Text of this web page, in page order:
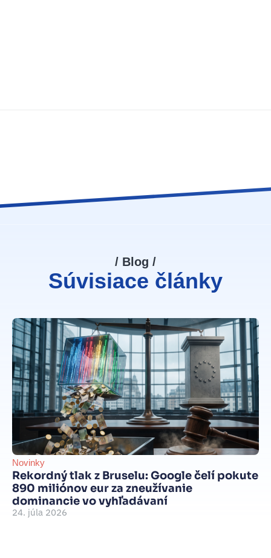
/ Blog /
Súvisiace články
Novinky
Rekordný tlak z Bruselu: Google čelí pokute
890 miliónov eur za zneužívanie
dominancie vo vyhľadávaní
24. júla 2026